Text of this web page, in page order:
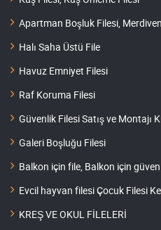
Apartman Boşluk Filesi,
Halı Saha Üstü File
Havuz Emniyet Filesi
Raf Koruma Filesi
Güvenlik Filesi Satış ve Montajı
Galeri Boşluğu Filesi
Balkon için file, Balkon için
Evcil hayvan filesi Çocuk Filesi
KREŞ VE OKUL FİLELERİ